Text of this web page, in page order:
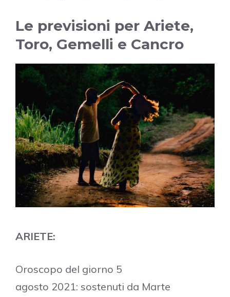
Le previsioni per Ariete,
Toro, Gemelli e Cancro
ARIETE:
Oroscopo del giorno 5
agosto 2021: sostenuti da Marte